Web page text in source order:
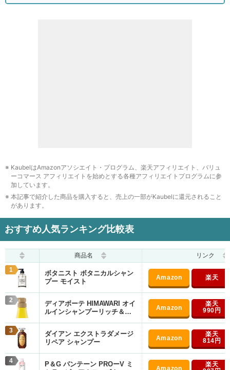
香りの有無で選ぶ
KaubelはAmazonアソシエイト・プログラム、楽天アフィリエイト、バリュ
ーコマース アフィリエイトを始めとする各種アフィリエイトプログラムに参
加しています。
本記事で紹介した商品を購入すると、売上の一部がKaubelに還元されること
があります。
おすすめ人気ランキング比較表
商品名
リンク
1
ボタニスト ボタニカルシャン
プー モイスト
2
ディアボーテ HIMAWARI オイ
ルインシャンプーリッチ＆リ
990円
3
ダイアン エクストラダメージ
リペア シャンプー
814円
4
P＆G パンテーン PROーV ミ